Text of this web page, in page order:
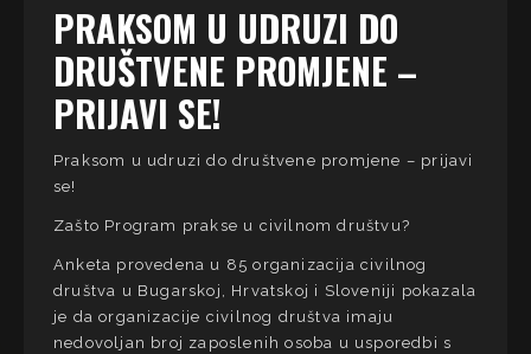
PRAKSOM U UDRUZI DO
DRUŠTVENE PROMJENE –
PRIJAVI SE!
Praksom u udruzi do društvene promjene – prijavi
se!
Zašto Program prakse u civilnom društvu?
Anketa provedena u 85 organizacija civilnog
društva u Bugarskoj, Hrvatskoj i Sloveniji pokazala
je da organizacije civilnog društva imaju
nedovoljan broj zaposlenih osoba u usporedbi s